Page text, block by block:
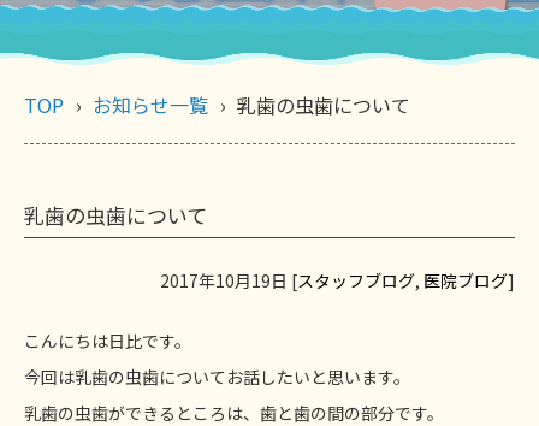
TOP お知らせ一覧 乳歯の虫歯について
乳歯の虫歯について
2017年10月19日 [スタッフブログ, 医院ブログ]
こんにちは日比です。
今回は乳歯の虫歯についてお話したいと思います。
乳歯の虫歯ができるところは、歯と歯の間の部分です。